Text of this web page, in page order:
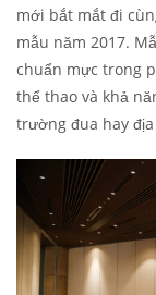
mới bắt mắt đi
mẫu năm 2017.
chuẩn mực trong
thể thao và khả
trường đua hay